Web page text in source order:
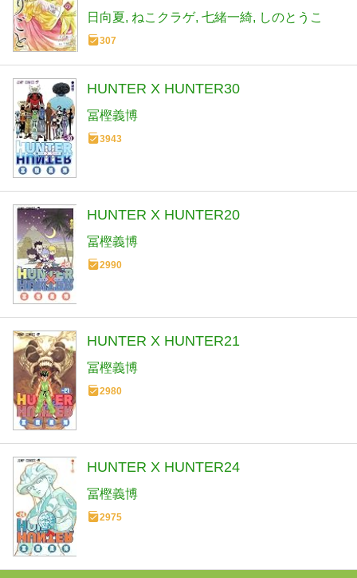
日向夏 ねこクラゲ 七緒一綺 しのとうこ
307
HUNTER X HUNTER30
冨樫義博
3943
HUNTER X HUNTER20
冨樫義博
2990
HUNTER X HUNTER21
冨樫義博
2980
HUNTER X HUNTER24
冨樫義博
2975